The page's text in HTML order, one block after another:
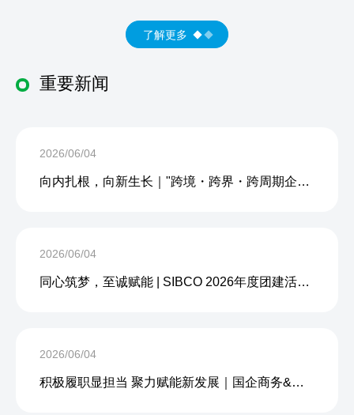
了解更多
重要新闻
2026/06/04
向内扎根，向新生长｜"跨境・跨界・跨周期企业内生力沙龙"成功举办
2026/06/04
同心筑梦，至诚赋能 | SIBCO 2026年度团建活动圆满收官
2026/06/04
积极履职显担当 聚力赋能新发展｜国企商务&中企人力出席上海现代服务业联合会第五届会员大会第三次会议暨2026服务业高质量发展大会